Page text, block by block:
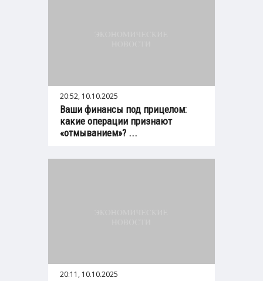
20:52, 10.10.2025
Ваши финансы под прицелом:
какие операции признают
«отмыванием»? ...
20:11, 10.10.2025